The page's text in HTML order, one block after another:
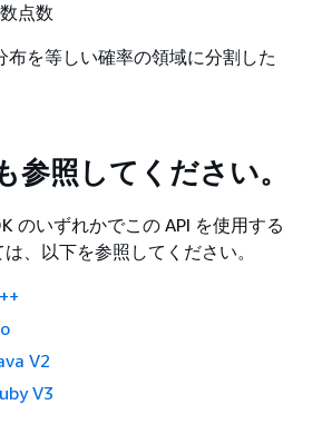
点数
布を等しい確率の領域に分割した
参照してください。
のいずれかでこの API を使用する
、以下を参照してください。
V2
V3